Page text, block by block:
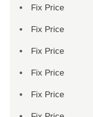
Fix Price
Fix Price
Fix Price
Fix Price
Fix Price